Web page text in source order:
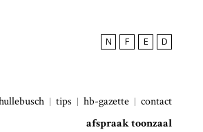
N F E D
tips hb-gazette
contact
afspraak toonzaal